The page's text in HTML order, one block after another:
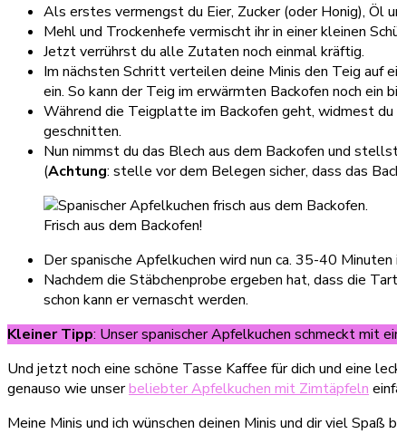
Als erstes vermengst du Eier, Zucker (oder Honig), Öl
Mehl und Trockenhefe vermischt ihr in einer kleinen
Jetzt verrührst du alle Zutaten noch einmal kräftig.
Im nächsten Schritt verteilen deine Minis den Teig auf
ein. So kann der Teig im erwärmten Backofen noch ein
Während die Teigplatte im Backofen geht, widmest
geschnitten.
Nun nimmst du das Blech aus dem Backofen und
(Achtung: stelle vor dem Belegen sicher, dass das
Frisch aus dem Backofen!
Der spanische Apfelkuchen wird nun ca. 35-40
Nachdem die Stäbchenprobe ergeben hat, dass die
schon kann er vernascht werden.
Kleiner Tipp: Unser spanischer Apfelkuchen schmeckt mit
Und jetzt noch eine schöne Tasse Kaffee für dich und eine
genauso wie unserbeliebter Apfelkuchen mit Zimtäpfeln
Meine Minis und ich wünschen deinen Minis und dir viel Spaß